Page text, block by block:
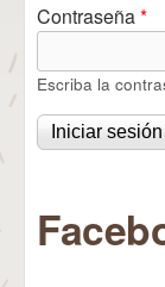
Contraseña*
Escriba la